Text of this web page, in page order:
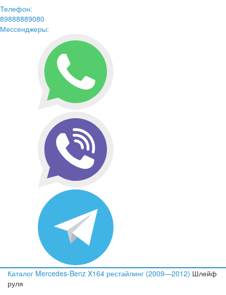
Телефон:
89888889080
Мессенджеры:
Каталог Mercedes-Benz X164 рестайлинг (2009—2012) Шлейф
руля